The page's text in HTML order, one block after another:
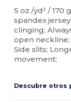
5 oz./yd² / 170
spandex
clinging;
open
Side slits;
movement;
Descubre otros